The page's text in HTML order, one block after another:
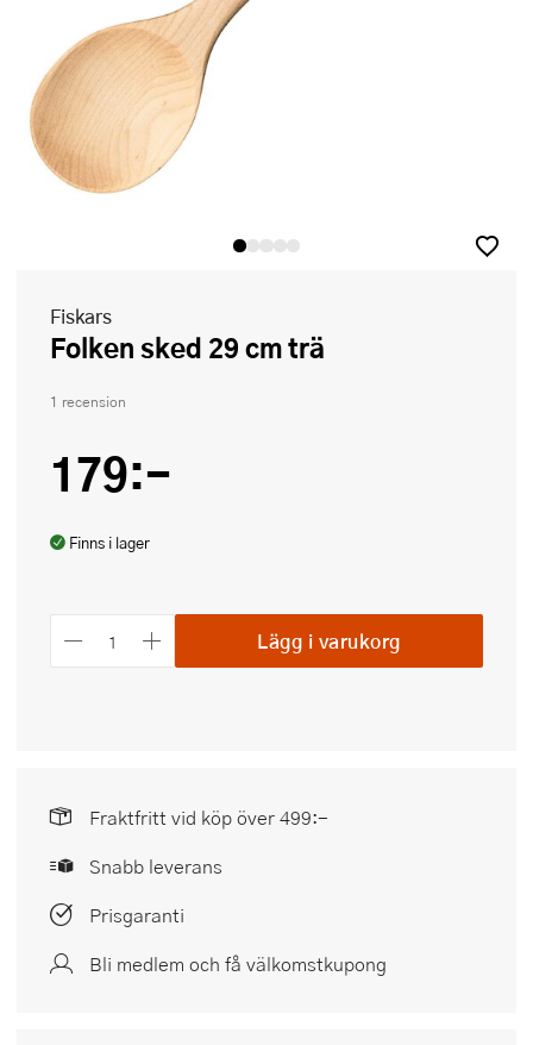
Fiskars
Folken sked 29 cm trä
1 recension
179:-
Finns i lager
Lägg i varukorg
Fraktfritt vid köp över 499:-
Snabb leverans
Prisgaranti
Bli medlem och få välkomstkupong